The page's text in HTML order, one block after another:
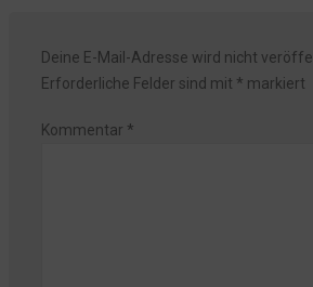
Deine E-Mail-Adresse wird nicht
Erforderliche Felder sind mit * markiert
Kommentar *